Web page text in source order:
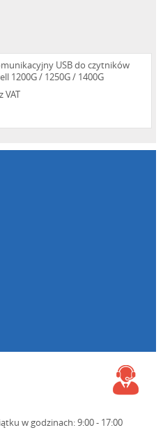
USB do czytników
1200G / 1250G / 1400G
z VAT
w godzinach: 9:00 - 17:00